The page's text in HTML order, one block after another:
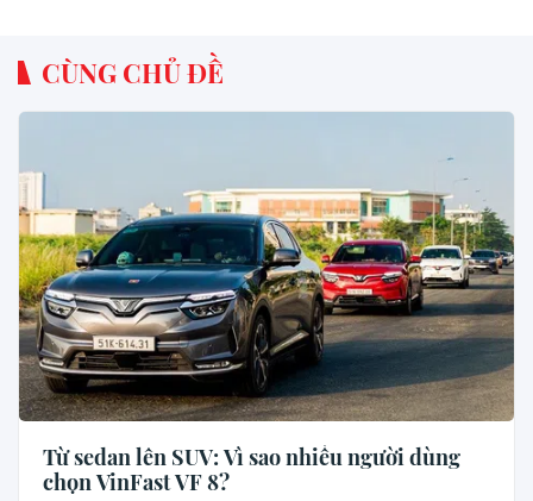
CÙNG CHỦ ĐỀ
Từ sedan lên SUV: Vì sao nhiều người dùng
chọn VinFast VF 8?